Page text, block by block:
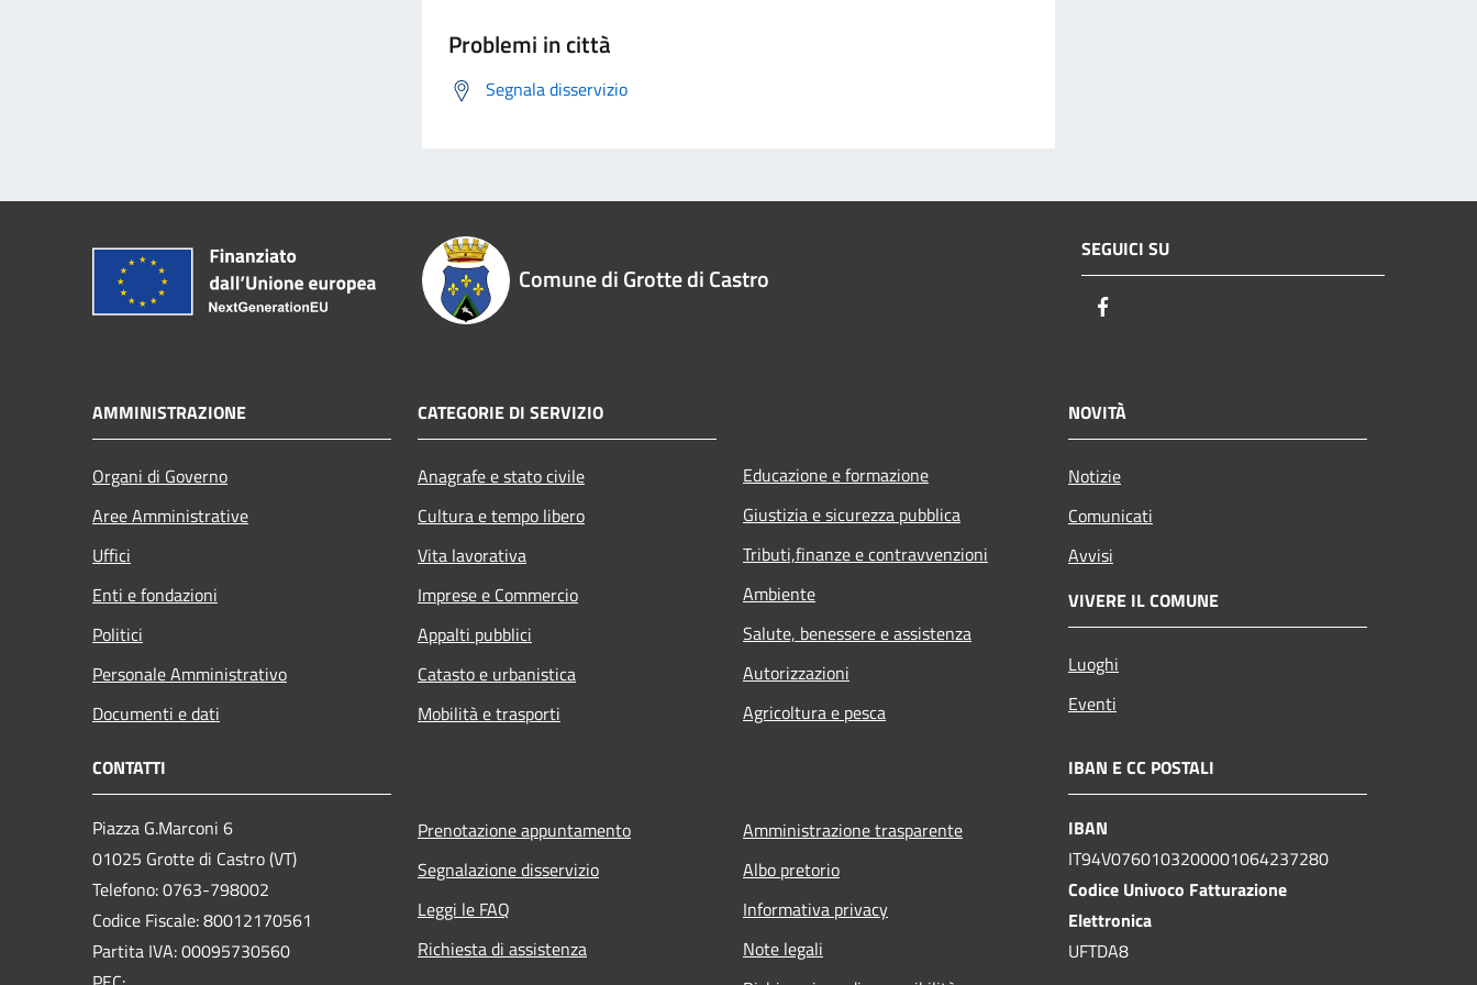
Problemi in città
Segnala disservizio
Comune di Grotte di Castro
SEGUICI SU
AMMINISTRAZIONE
Organi di Governo
Aree Amministrative
Uffici
Enti e fondazioni
Politici
Personale Amministrativo
Documenti e dati
CATEGORIE DI SERVIZIO
Anagrafe e stato civile
Cultura e tempo libero
Vita lavorativa
Imprese e Commercio
Appalti pubblici
Catasto e urbanistica
Mobilità e trasporti
Educazione e formazione
Giustizia e sicurezza pubblica
Tributi,finanze e contravvenzioni
Ambiente
Salute, benessere e assistenza
Autorizzazioni
Agricoltura e pesca
NOVITÀ
Notizie
Comunicati
Avvisi
VIVERE IL COMUNE
Luoghi
Eventi
CONTATTI
Piazza G.Marconi 6
01025 Grotte di Castro (VT)
Telefono: 0763-798002
Codice Fiscale: 80012170561
Partita IVA: 00095730560
Prenotazione appuntamento
Segnalazione disservizio
Leggi le FAQ
Richiesta di assistenza
Amministrazione trasparente
Albo pretorio
Informativa privacy
Note legali
IBAN E CC POSTALI
IBAN
IT94V0760103200001064237280
Codice Univoco Fatturazione
Elettronica
UFTDA8